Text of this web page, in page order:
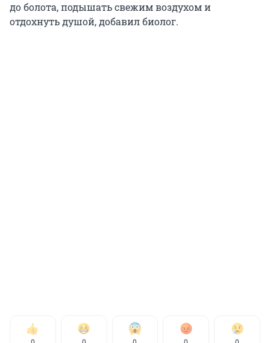
до болота, подышать свежим воздухом и
отдохнуть душой, добавил биолог.